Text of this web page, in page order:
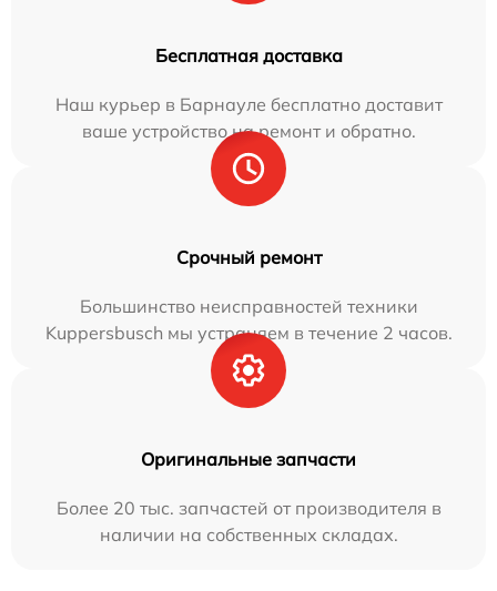
Бесплатная доставка
Наш курьер в Барнауле бесплатно доставит
ваше устройство на ремонт и обратно.
Срочный ремонт
Большинство неисправностей техники
Kuppersbusch мы устраняем в течение 2 часов.
Оригинальные запчасти
Более 20 тыс. запчастей от производителя в
наличии на собственных складах.